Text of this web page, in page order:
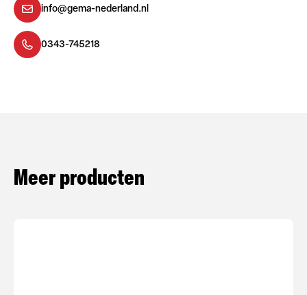
info@gema-nederland.nl
0343-745218
Meer producten